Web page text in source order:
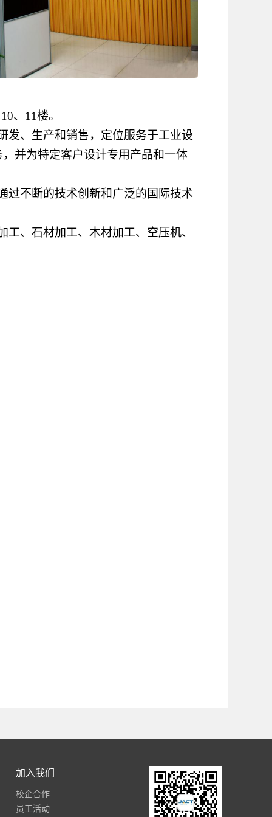
、11楼。
发、生产和销售，定位服务于工业设
并为特定客户设计专用产品和一体
过不断的技术创新和广泛的国际技术
、石材加工、木材加工、空压机、
加入我们
校企合作
员工活动